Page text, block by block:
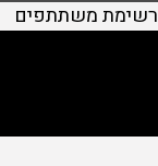
רשימת משתתפים